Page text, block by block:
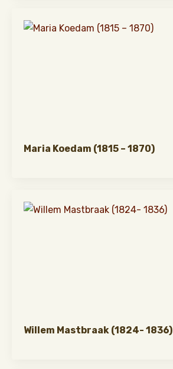
Maria Koedam (1815 – 1870)
Willem Mastbraak (1824- 1836)